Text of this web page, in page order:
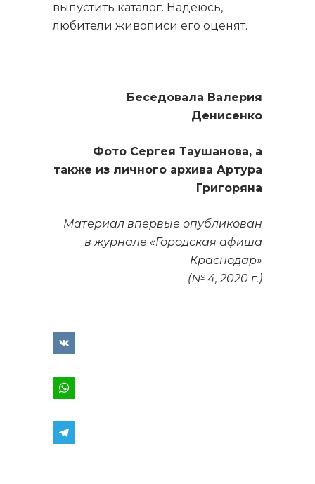
выпустить каталог. Надеюсь,
любители живописи его оценят.
Беседовала Валерия
Денисенко
Фото Сергея Таушанова, а
также из личного архива Артура
Григоряна
Материал впервые опубликован
в журнале «Городская афиша
Краснодар»
(№ 4, 2020 г.)